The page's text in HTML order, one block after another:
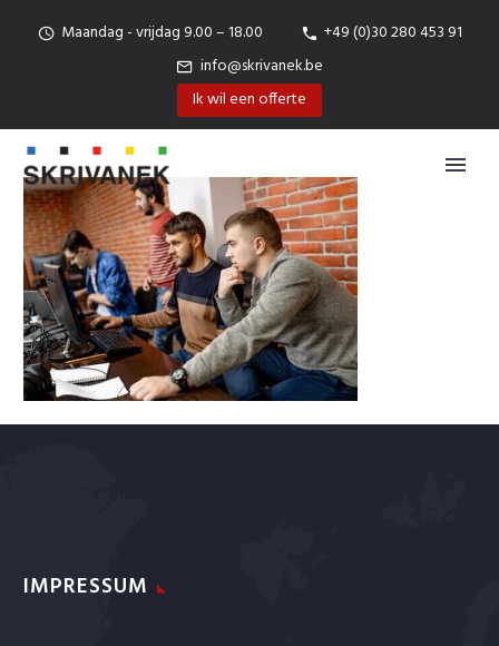
Maandag - vrijdag 9.00 – 18.00
+49 (0)30 280 453 91
info@skrivanek.be
Ik wil een offerte
Nederlands
IMPRESSUM